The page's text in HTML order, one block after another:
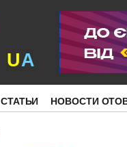
UA
СТАТЬИ НОВОСТИ